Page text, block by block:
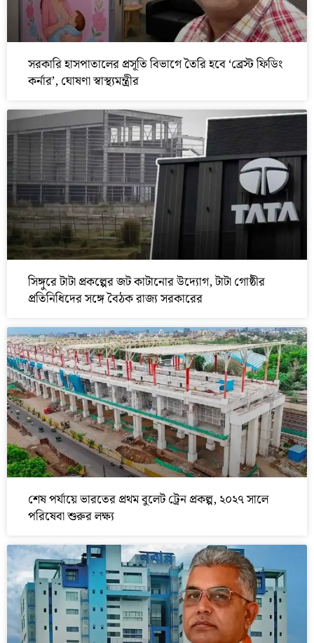
সরকারি হাসপাতালের প্রসূতি বিভাগে তৈরি হবে ‘ব্রেস্ট ফিডিং
কর্নার’, ঘোষণা স্বাস্থ্যমন্ত্রীর
সিঙ্গুরে টাটা প্রকল্পের জট কাটানোর উদ্যোগ, টাটা গোষ্ঠীর
প্রতিনিধিদের সঙ্গে বৈঠক রাজ্য সরকারের
শেষ পর্যায়ে ভারতের প্রথম বুলেট ট্রেন প্রকল্প, ২০২৭ সালে
পরিষেবা শুরুর লক্ষ্য